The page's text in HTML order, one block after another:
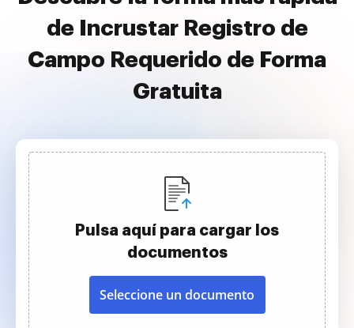
de Incrustar Registro de
Campo Requerido de Forma
Gratuita
Pulsa aquí para cargar los
documentos
Seleccione un documento